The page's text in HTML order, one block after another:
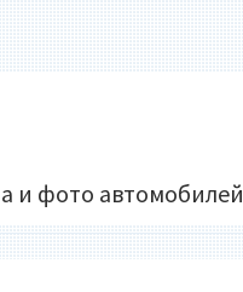
и фото автомобилей